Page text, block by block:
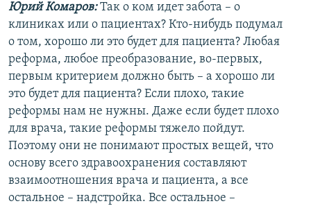
Юрий Комаров:Так о ком идет забота – о
клиниках или о пациентах? Кто-нибудь подумал
о том, хорошо ли это будет для пациента? Любая
реформа, любое преобразование, во-первых,
первым критерием должно быть – а хорошо ли
это будет для пациента? Если плохо, такие
реформы нам не нужны. Даже если будет плохо
для врача, такие реформы тяжело пойдут.
Поэтому они не понимают простых вещей, что
основу всего здравоохранения составляют
взаимоотношения врача и пациента, а все
остальное – надстройка. Все остальное –